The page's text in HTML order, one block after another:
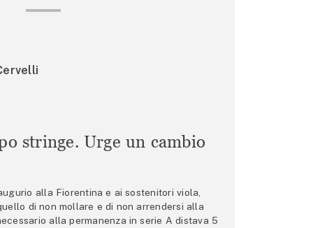
stringe. Urge un cambio
alla Fiorentina e ai sostenitori viola,
di non mollare e di non arrendersi alla
alla permanenza in serie A distava 5